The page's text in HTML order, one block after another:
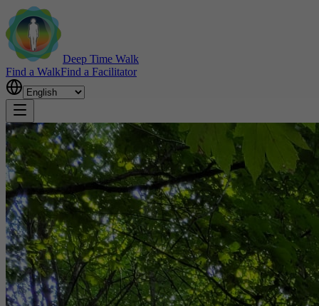
Deep Time Walk
Find a WalkFind a Facilitator